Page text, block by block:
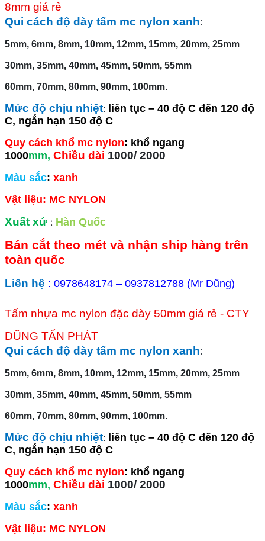
8mm giá rẻ
Qui cách độ dày tấm mc nylon xanh:
5mm, 6mm, 8mm, 10mm, 12mm, 15mm, 20mm, 25mm
30mm, 35mm, 40mm, 45mm, 50mm, 55mm
60mm, 70mm, 80mm, 90mm, 100mm.
Mức độ chịu nhiệt: liên tục – 40 độ C đến 120 độ
C, ngắn hạn 150 độ C
Quy cách khổ mc nylon: khổ ngang
1000mm, Chiều dài 1000/ 2000
Màu sắc: xanh
Vật liệu: MC NYLON
Xuất xứ : Hàn Quốc
Bán cắt theo mét và nhận ship hàng trên
toàn quốc
Liên hệ : 0978648174 – 0937812788 (Mr Dũng)
Tấm nhựa mc nylon đặc dày 50mm giá rẻ - CTY
DŨNG TẤN PHÁT
Qui cách độ dày tấm mc nylon xanh:
5mm, 6mm, 8mm, 10mm, 12mm, 15mm, 20mm, 25mm
30mm, 35mm, 40mm, 45mm, 50mm, 55mm
60mm, 70mm, 80mm, 90mm, 100mm.
Mức độ chịu nhiệt: liên tục – 40 độ C đến 120 độ
C, ngắn hạn 150 độ C
Quy cách khổ mc nylon: khổ ngang
1000mm, Chiều dài 1000/ 2000
Màu sắc: xanh
Vật liệu: MC NYLON